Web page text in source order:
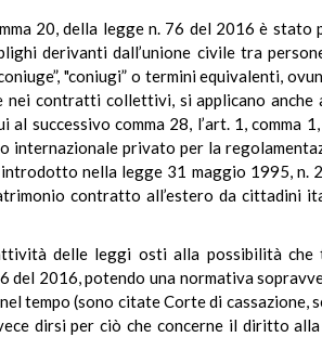
20, della legge n. 76 del 2016 è
derivanti dall’unione civile tra
"coniugi” o termini equivalenti,
contratti collettivi, si applicano anche
al successivo comma 28, l’art. 1,
privato per la
nella legge 31 maggio 1995,
contratto all’estero da cittadini
delle leggi osti alla possibilità
del 2016, potendo una normativa
tempo (sono citate Corte di cassazione,
dirsi per ciò che concerne il diritto